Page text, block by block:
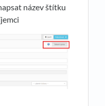
název štítku